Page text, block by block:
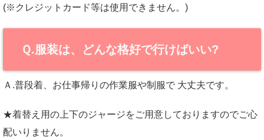
(※クレジットカード等は使用できません。)
Ｑ.服装は、どんな格好で行けばいい?
Ａ.普段着、お仕事帰りの作業服や制服で 大丈夫です。
★着替え用の上下のジャージをご用意しておりますのでご心
配いりません。